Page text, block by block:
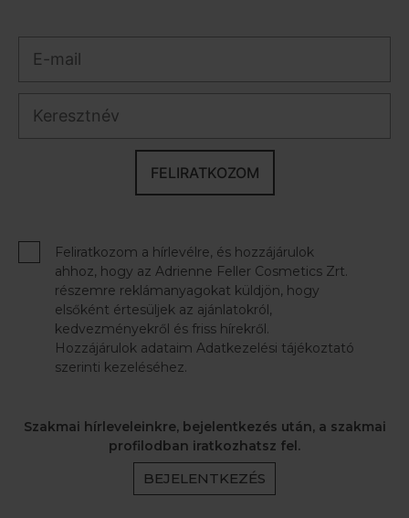
FELIRATKOZOM
Feliratkozom a hírlevélre, és hozzájárulok
ahhoz, hogy az Adrienne Feller Cosmetics Zrt.
részemre reklámanyagokat küldjön, hogy
elsőként értesüljek az ajánlatokról,
kedvezményekről és friss hírekről.
Hozzájárulok adataim Adatkezelési tájékoztató
szerinti kezeléséhez.
Szakmai hírleveleinkre, bejelentkezés után, a szakmai
profilodban iratkozhatsz fel.
BEJELENTKEZÉS